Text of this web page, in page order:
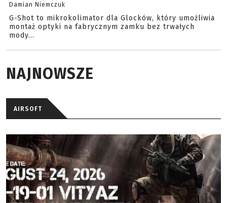
Damian Niemczuk
G-Shot to mikrokolimator dla Glocków, który umożliwia
montaż optyki na fabrycznym zamku bez trwałych
mody...
NAJNOWSZE
AIRSOFT